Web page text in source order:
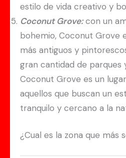
estilo de vida creativo y
Coconut Grove:con un
bohemio, Coconut Grove
más antiguos y
gran cantidad de parques
Coconut Grove es un
aquellos que buscan un
tranquilo y cercano a la
¿Cual es la zona que más